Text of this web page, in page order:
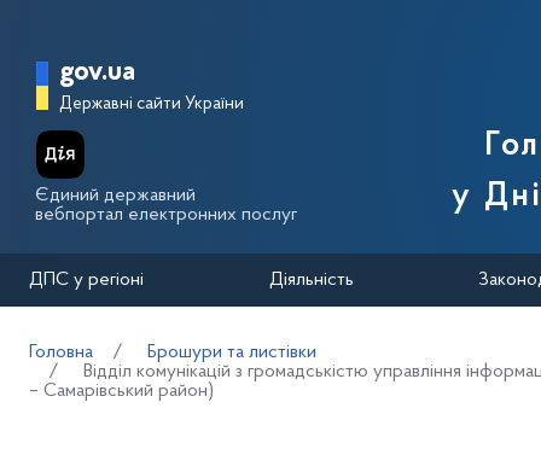
Головна сторінка Державної
gov.ua
Державні сайти України
Єдиний державний
вебпортал електронних послуг
у
ДПС у регіоні Діяльність
Головна
Брошури та листівки
Відділ комунікацій з громадськістю управління
– Самарівський район)